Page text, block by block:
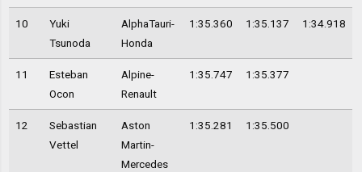
10
Yuki
Tsunoda
AlphaTauri-
Honda
1:35.360 1:35.137 1:34.918
11
Esteban
Ocon
Alpine-
Renault
1:35.747 1:35.377
12
Sebastian
Vettel
Aston
Martin-
Mercedes
1:35.281 1:35.500